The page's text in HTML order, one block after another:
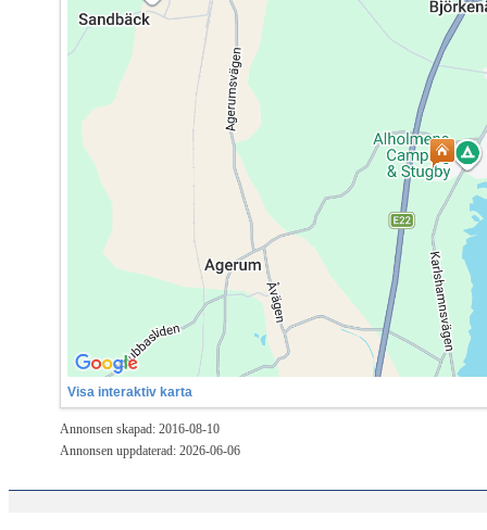
Visa interaktiv karta
Annonsen skapad: 2016-08-10
Annonsen uppdaterad: 2026-06-06